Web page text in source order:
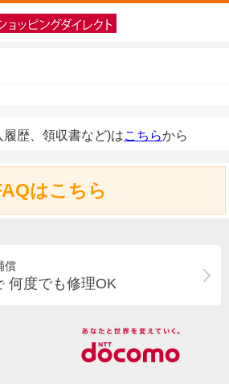
歴、領収書など)はこちらから
はこちら
償
何度でも修理OK